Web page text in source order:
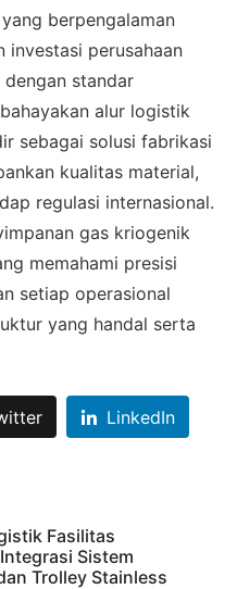
berpengalaman
investasi perusahaan
standar
alur logistik
sebagai solusi fabrikasi
kualitas material,
regulasi internasional.
gas kriogenik
memahami presisi
setiap operasional
yang handal serta
LinkedIn
Fasilitas
Sistem
Trolley Stainless
Anda, dapatkan